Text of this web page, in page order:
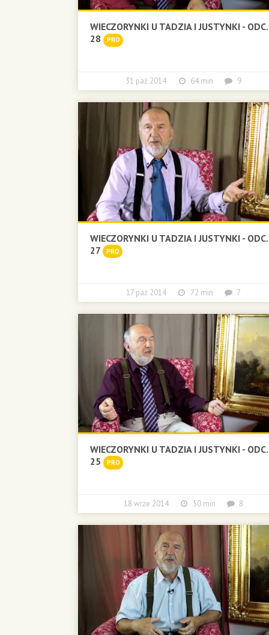
WIECZORYNKI U TADZIA I JUSTYNKI - ODC.
28
PRO
31 paź 2014 64 min 9
WIECZORYNKI U TADZIA I JUSTYNKI - ODC.
27
PRO
17 paź 2014 72 min 7
WIECZORYNKI U TADZIA I JUSTYNKI - ODC.
25
PRO
18 wrze 2014 50 min 8